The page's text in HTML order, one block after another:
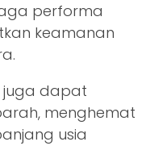
performa
keamanan
juga dapat
menghemat
usia